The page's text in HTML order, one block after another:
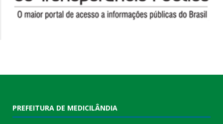
PREFEITURA DE MEDICILÂNDIA